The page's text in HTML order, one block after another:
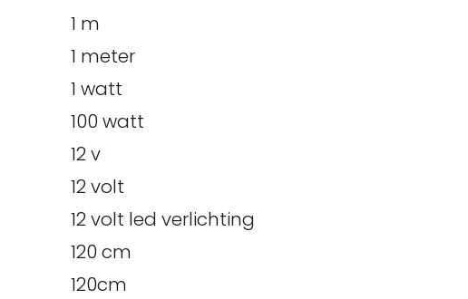
1 m
1 meter
1 watt
100 watt
12 v
12 volt
12 volt led verlichting
120 cm
120cm